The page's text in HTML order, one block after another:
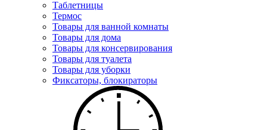
Таблетницы
Термос
Товары для ванной комнаты
Товары для дома
Товары для консервирования
Товары для туалета
Товары для уборки
Фиксаторы, блокираторы